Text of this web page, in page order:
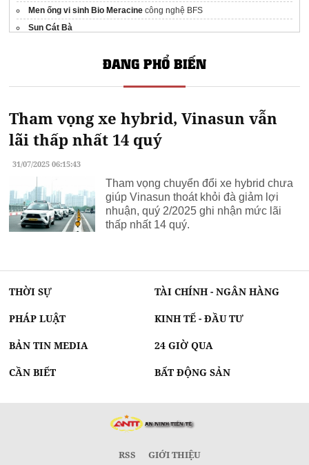
Men ống vi sinh Bio Meracine công nghệ BFS
Sun Cát Bà
Happy One Moricó gì đặc biệt
phào tường
ĐANG PHỔ BIẾN
Tham vọng xe hybrid, Vinasun vẫn
lãi thấp nhất 14 quý
31/07/2025 06:15:43
Tham vọng chuyển đổi xe hybrid chưa
giúp Vinasun thoát khỏi đà giảm lợi
nhuận, quý 2/2025 ghi nhận mức lãi
thấp nhất 14 quý.
THỜI SỰ TÀI CHÍNH - NGÂN HÀNG
PHÁP LUẬT KINH TẾ - ĐẦU TƯ
BẢN TIN MEDIA 24 GIỜ QUA
CẦN BIẾT BẤT ĐỘNG SẢN
RSS GIỚI THIỆU